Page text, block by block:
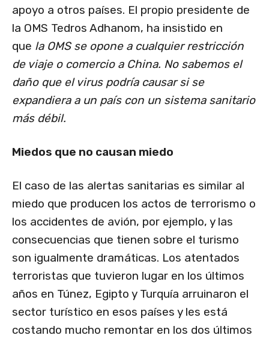
apoyo a otros países. El propio presidente de
la OMS Tedros Adhanom, ha insistido en
que la OMS se opone a cualquier restricción
de viaje o comercio a China. No sabemos el
daño que el virus podría causar si se
expandiera a un país con un sistema sanitario
más débil.
Miedos que no causan miedo
El caso de las alertas sanitarias es similar al
miedo que producen los actos de terrorismo o
los accidentes de avión, por ejemplo, y las
consecuencias que tienen sobre el turismo
son igualmente dramáticas. Los atentados
terroristas que tuvieron lugar en los últimos
años en Túnez, Egipto y Turquía arruinaron el
sector turístico en esos países y les está
costando mucho remontar en los dos últimos